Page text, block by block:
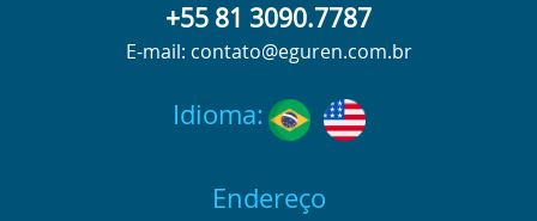
+55 81 3090.7787
E-mail: contato@eguren.com.br
Idioma:
Endereço